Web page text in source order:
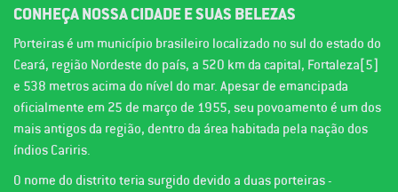
CONHEÇA NOSSA CIDADE E SUAS BELEZAS
Porteiras é um município brasileiro localizado no sul do estado do
Ceará, região Nordeste do país, a 520 km da capital, Fortaleza[5]
e 538 metros acima do nível do mar. Apesar de emancipada
oficialmente em 25 de março de 1955, seu povoamento é um dos
mais antigos da região, dentro da área habitada pela nação dos
índios Cariris.
O nome do distrito teria surgido devido a duas porteiras -